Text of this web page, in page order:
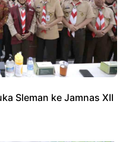
Sleman ke Jamnas XII